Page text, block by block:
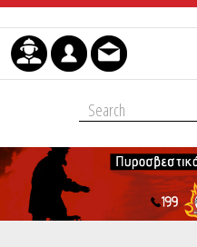
Μετάβαση στο περιεχόμενο